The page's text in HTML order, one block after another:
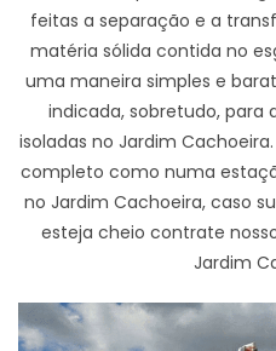
feitas a separação e a
matéria sólida contida no
uma maneira simples e
indicada, sobretudo, para
isoladas no Jardim
completo como numa
no Jardim Cachoeira, caso
esteja cheio contrate
Jardim